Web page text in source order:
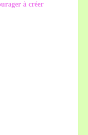
à créer